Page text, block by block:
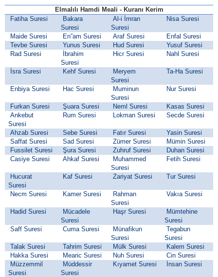
Elmalılı Hamdi Meali - Kuranı Kerim
Fatiha Suresi
Bakara
Suresi
Al-i İmran
Suresi
Nisa Suresi
Maide Suresi En”am Suresi Araf Suresi
Enfal Suresi
Tevbe Suresi
Yunus Suresi Hud Suresi
Yusuf Suresi
Rad Suresi
İbrahim
Suresi
Hicr Suresi Nahl Suresi
İsra Suresi Kehf Suresi
Meryem
Suresi
Ta-Ha Suresi
Enbiya Suresi Hac Suresi
Muminun
Suresi
Nur Suresi
Furkan Suresi Şuara Suresi Neml Suresi
Kasas Suresi
Ankebut
Suresi
Rum Suresi Lokman Suresi Secde Suresi
Ahzab Suresi Sebe Suresi Fatır Suresi
Yasin Suresi
Saffat Suresi
Sad Suresi Zümer Suresi
Mümin Suresi
Fussilet Suresi
Şura Suresi Zuhruf Suresi
Duhan Suresi
Casiye Suresi
Ahkaf Suresi
Muhammed
Suresi
Fetih Suresi
Hucurat
Suresi
Kaf Suresi Zariyat Suresi Tur Suresi
Necm Suresi Kamer Suresi
Rahman
Suresi
Vakıa Suresi
Hadid Suresi
Mücadele
Suresi
Haşr Suresi
Mümtehine
Suresi
Saff Suresi
Cuma Suresi
Münafikun
Suresi
Tegabun
Suresi
Talak Suresi
Tahrim Suresi Mülk Suresi
Kalem Suresi
Hakka Suresi
Mearic Suresi Nuh Suresi
Cin Suresi
Müzzemmil
Suresi
Müddessir
Suresi
Kıyamet Suresi İnsan Suresi